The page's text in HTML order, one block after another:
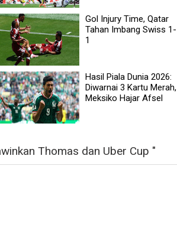
Gol Injury Time, Qatar
Tahan Imbang Swiss 1-
1
Hasil Piala Dunia 2026:
Diwarnai 3 Kartu Merah,
Meksiko Hajar Afsel
Thomas dan Uber Cup "